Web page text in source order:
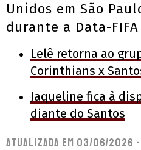
Unidos em São
durante a Data-FIFA
Lelê retorna ao
Corinthians x
Jaqueline fica à
diante do Santos
Atualizada em 03/06/2026 -